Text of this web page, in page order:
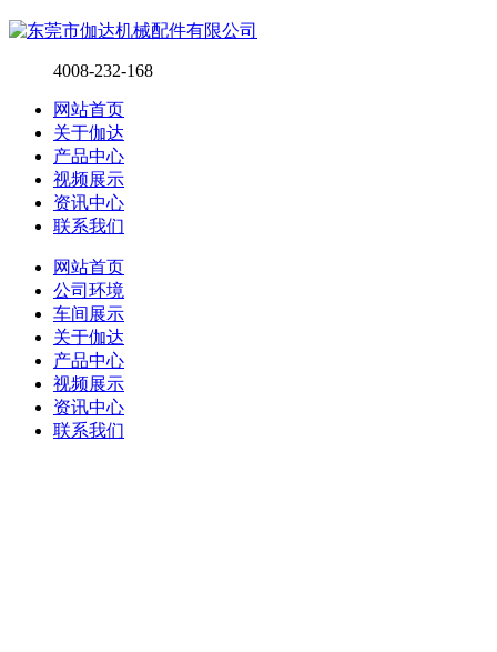
4008-232-168
网站首页
关于伽达
产品中心
视频展示
资讯中心
联系我们
网站首页
公司环境
车间展示
关于伽达
产品中心
视频展示
资讯中心
联系我们